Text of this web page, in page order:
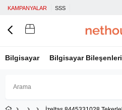
KAMPANYALAR SSS
Bilgisayar Bilgisayar Bileşenleri